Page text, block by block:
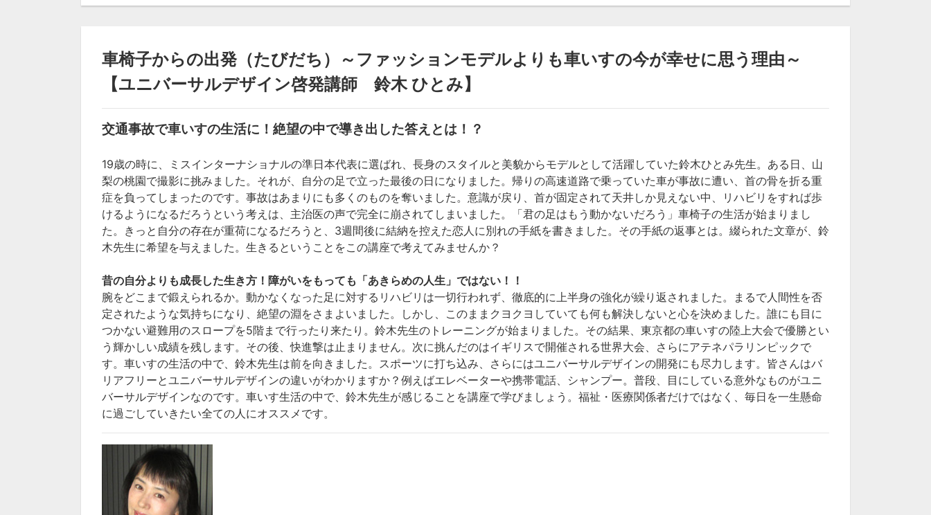
車椅子からの出発（たびだち）～ファッションモデルよりも車いすの今が幸せに思う理由～
【ユニバーサルデザイン啓発講師 鈴木 ひとみ】
交通事故で車いすの生活に！ 絶望の中で導き出した答えとは！？
19歳の時に、ミスインターナショナルの準日本代表に選ばれ、長身のスタイルと美貌からモデルとして活躍していた鈴木ひとみ先生。ある日、山
梨の桃園で撮影に挑みました。それが、自分の足で立った最後の日になりました。帰りの高速道路で乗っていた車が事故に遭い、首の骨を折る重
症を負ってしまったのです。事故はあまりにも多くのものを奪いました。意識が戻り、首が固定されて天井しか見えない中、リハビリをすれば歩
けるようになるだろうという考えは、主治医の声で完全に崩されてしまいました。
「君の足はもう動かないだろう」 車椅子の生活が始まりまし
た。 きっと自分の存在が重荷になるだろうと、3週間後に結納を控えた恋人に別れの手紙を書きました。その手紙の返事とは。綴られた文章が、鈴
木先生に希望を与えました。生きるということをこの講座で考えてみませんか？
昔の自分よりも成長した生き方！障がいをもっても「あきらめの人生」ではない！！
腕をどこまで鍛えられるか。動かなくなった足に対するリハビリは一切行われず、徹底的に上半身の強化が繰り返されました。まるで人間性を否
定されたような気持ちになり、絶望の淵をさまよいました。しかし、このままクヨクヨしていても何も解決しないと心を決めました。誰にも目に
つかない避難用のスロープを5階まで行ったり来たり。鈴木先生のトレーニングが始まりました。その結果、東京都の車いすの陸上大会で優勝とい
う輝かしい成績を残します。その後、快進撃は止まりません。次に挑んだのはイギリスで開催される世界大会、さらにアテネパラリンピックで
す。車いすの生活の中で、鈴木先生は前を向きました。スポーツに打ち込み、さらにはユニバーサルデザインの開発にも尽力します。皆さんはバ
リアフリーとユニバーサルデザインの違いがわかりますか？例えばエレベーターや携帯電話、シャンプー。普段、目にしている意外なものがユニ
バーサルデザインなのです。車いす生活の中で、鈴木先生が感じることを講座で学びましょう。福祉・医療関係者だけではなく、毎日を一生懸命
に過ごしていきたい全ての人にオススメです。